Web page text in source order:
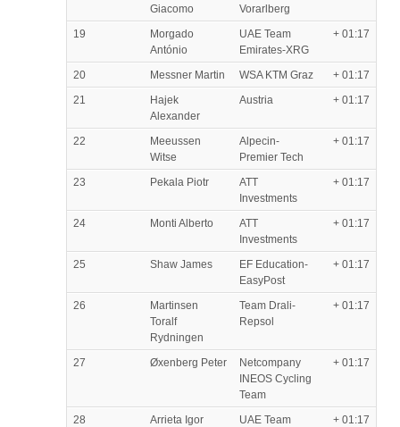
Giacomo
Vorarlberg
19
Morgado
António
UAE Team
Emirates-XRG
+ 01:17
20 Messner Martin WSA KTM Graz
+ 01:17
21
Hajek
Alexander
Austria + 01:17
22
Meeussen
Witse
Alpecin-
Premier Tech
+ 01:17
23 Pekala Piotr
ATT
Investments
+ 01:17
24 Monti Alberto
ATT
Investments
+ 01:17
25 Shaw James
EF Education-
EasyPost
+ 01:17
26
Martinsen
Toralf
Rydningen
Team Drali-
Repsol
+ 01:17
27 Øxenberg Peter
Netcompany
INEOS Cycling
Team
+ 01:17
28 Arrieta Igor
UAE Team
+ 01:17